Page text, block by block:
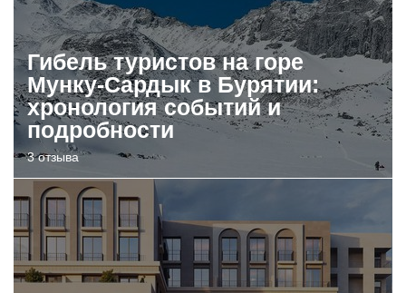
Гибель туристов на горе
Мунку-Сардык в Бурятии:
хронология событий и
подробности
3 отзыва